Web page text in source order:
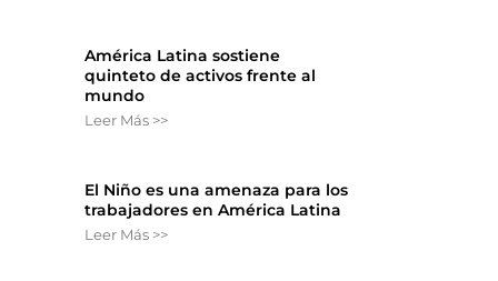
América Latina sostiene
quinteto de activos frente al
mundo
Leer Más >>
El Niño es una amenaza para los
trabajadores en América Latina
Leer Más >>